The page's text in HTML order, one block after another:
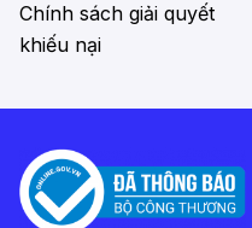
Chính sách giải quyết
khiếu nại